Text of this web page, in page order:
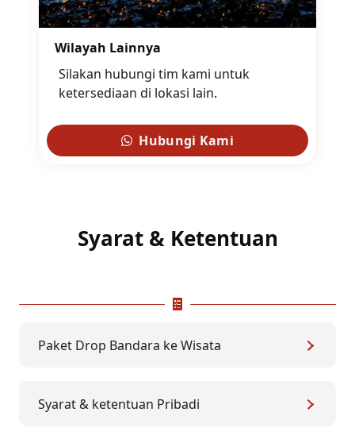
Wilayah Lainnya
Silakan hubungi tim kami untuk
ketersediaan di lokasi lain.
Hubungi Kami
Syarat & Ketentuan
Paket Drop Bandara ke Wisata
Syarat & ketentuan Pribadi